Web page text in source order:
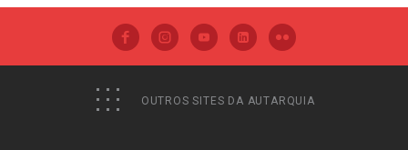
OUTROS SITES DA AUTARQUIA